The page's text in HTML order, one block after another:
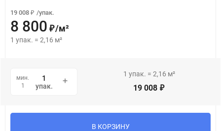
19 008 ₽ /упак.
8 800 ₽/м²
1 упак. = 2,16 м²
мин.
1
упак.
1 упак. = 2,16 м²
19 008 ₽
В КОРЗИНУ